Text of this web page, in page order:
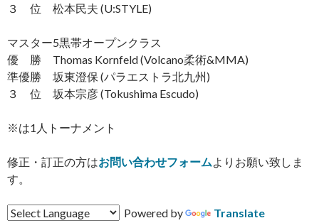
３ 位 松本民夫 (U:STYLE)
マスター5黒帯オープンクラス
優 勝 Thomas Kornfeld (Volcano柔術&MMA)
準優勝 坂東澄保 (パラエストラ北九州)
３ 位 坂本宗彦 (Tokushima Escudo)
※は1人トーナメント
修正・訂正の方はお問い合わせフォーム よりお願い致しま
す。
Powered by Translate